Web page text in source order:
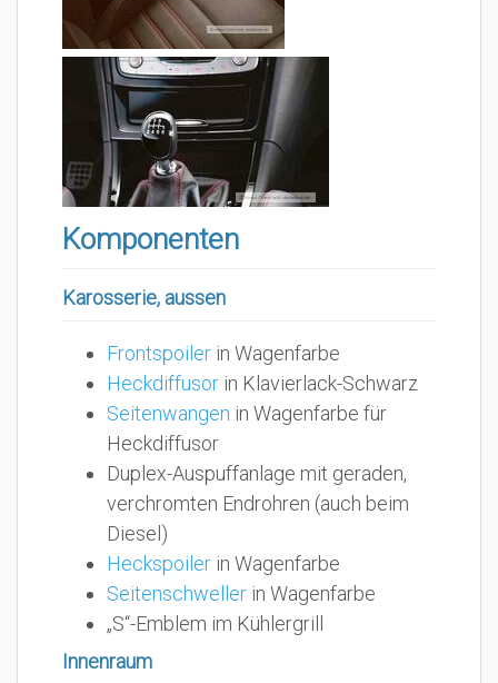
Komponenten
Karosserie, aussen
Frontspoiler in Wagenfarbe
Heckdiffusor in Klavierlack-Schwarz
Seitenwangen in Wagenfarbe für
Heckdiffusor
Duplex-Auspuffanlage mit geraden,
verchromten Endrohren (auch beim
Diesel)
Heckspoiler in Wagenfarbe
Seitenschweller in Wagenfarbe
„S“-Emblem im Kühlergrill
Innenraum